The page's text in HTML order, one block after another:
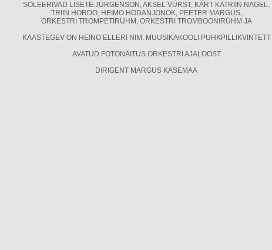
SOLEERIVAD LISETE JÜRGENSON, AKSEL VÜRST, KÄRT KATRIIN NAGEL,
TRIIN HORDO, HEIMO HODANJONOK, PEETER MARGUS,
ORKESTRI TROMPETIRÜHM, ORKESTRI TROMBOONIRÜHM JA
KAASTEGEV ON HEINO ELLERI NIM. MUUSIKAKOOLI PUHKPILLIKVINTETT
AVATUD FOTONÄITUS ORKESTRI AJALOOST
DIRIGENT MARGUS KASEMAA